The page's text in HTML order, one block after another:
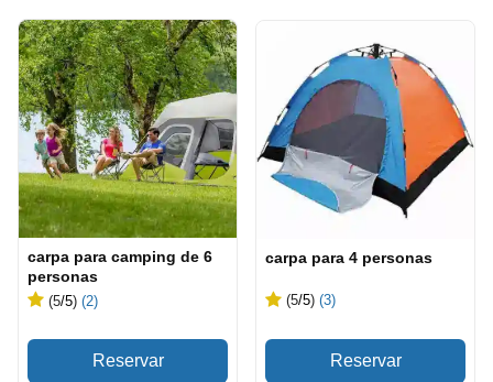
carpa para camping de 6
personas
(5/5) (2)
carpa para 4 personas
(5/5) (3)